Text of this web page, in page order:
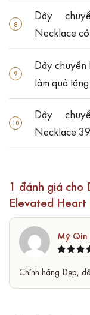
Dây
Necklace
Dây
làm quà
Dây
Necklace
1 đánh giá cho
Elevated
hạng5
sao
Mỹ Qin
Chính hãng Đẹp,